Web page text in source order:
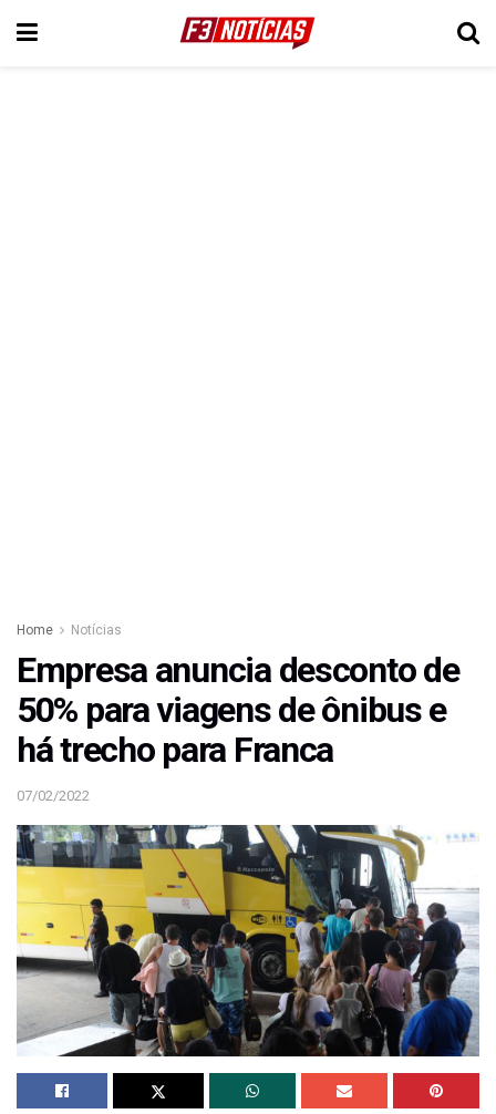
Home Notícias
Empresa anuncia desconto de
50% para viagens de ônibus e
há trecho para Franca
07/02/2022